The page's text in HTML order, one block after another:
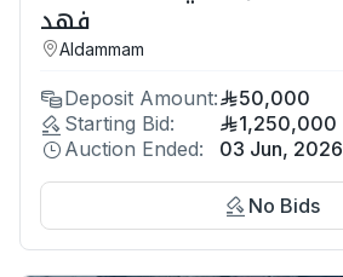
فهد
Aldammam
Deposit Amount:
50,000
Starting Bid:
1,250,000
Auction Ended:
03 Jun, 2026
No Bids